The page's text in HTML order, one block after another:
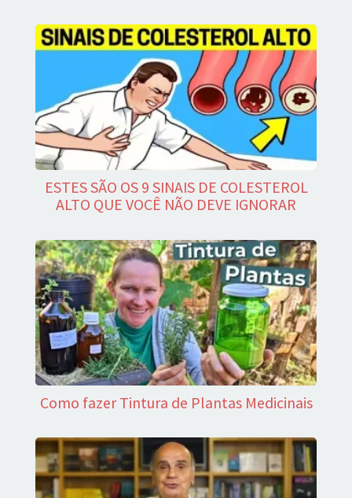
ESTES SÃO OS 9 SINAIS DE COLESTEROL
ALTO QUE VOCÊ NÃO DEVE IGNORAR
Como fazer Tintura de Plantas Medicinais